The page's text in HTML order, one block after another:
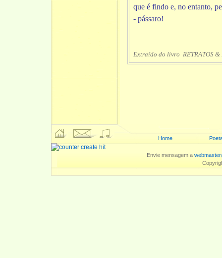
que é findo e, no entanto,
- pássaro!
Extraído do livro RETRATOS &
Home
Envie mensagem a